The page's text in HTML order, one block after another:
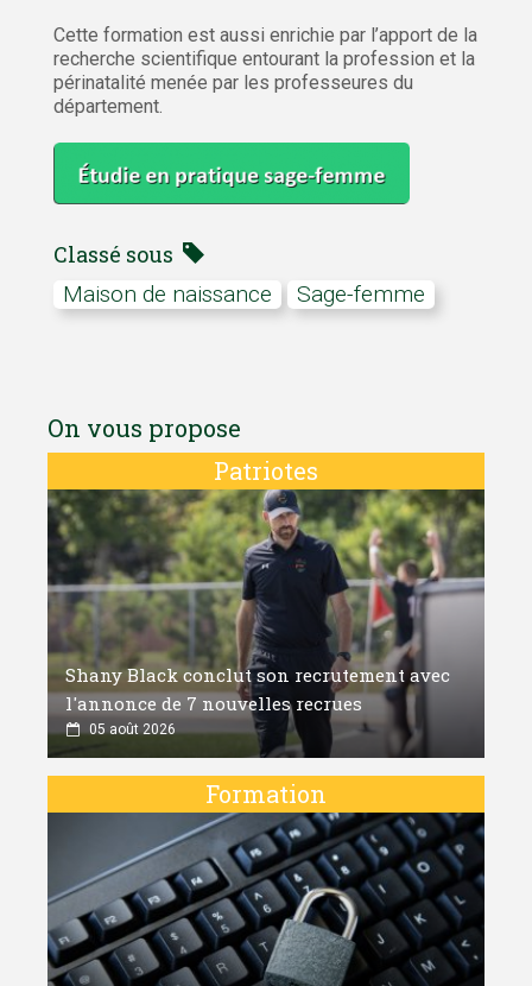
Cette formation est aussi enrichie par l’apport de la
recherche scientifique entourant la profession et la
périnatalité menée par les professeures du
département.
Classé sous
maison de naissance Sage-femme
On vous propose
Patriotes
Shany Black conclut son recrutement avec
l'annonce de 7 nouvelles recrues
05 août 2026
Formation